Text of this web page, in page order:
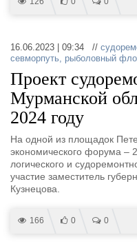
16.06.2023 | 09:34 //
севморпуть, рыболовный
Проект
Мурманской
2024 году
На одной из площадок
экономического форума –
логического и
участие заместитель
Кузнецова.
166 0 0